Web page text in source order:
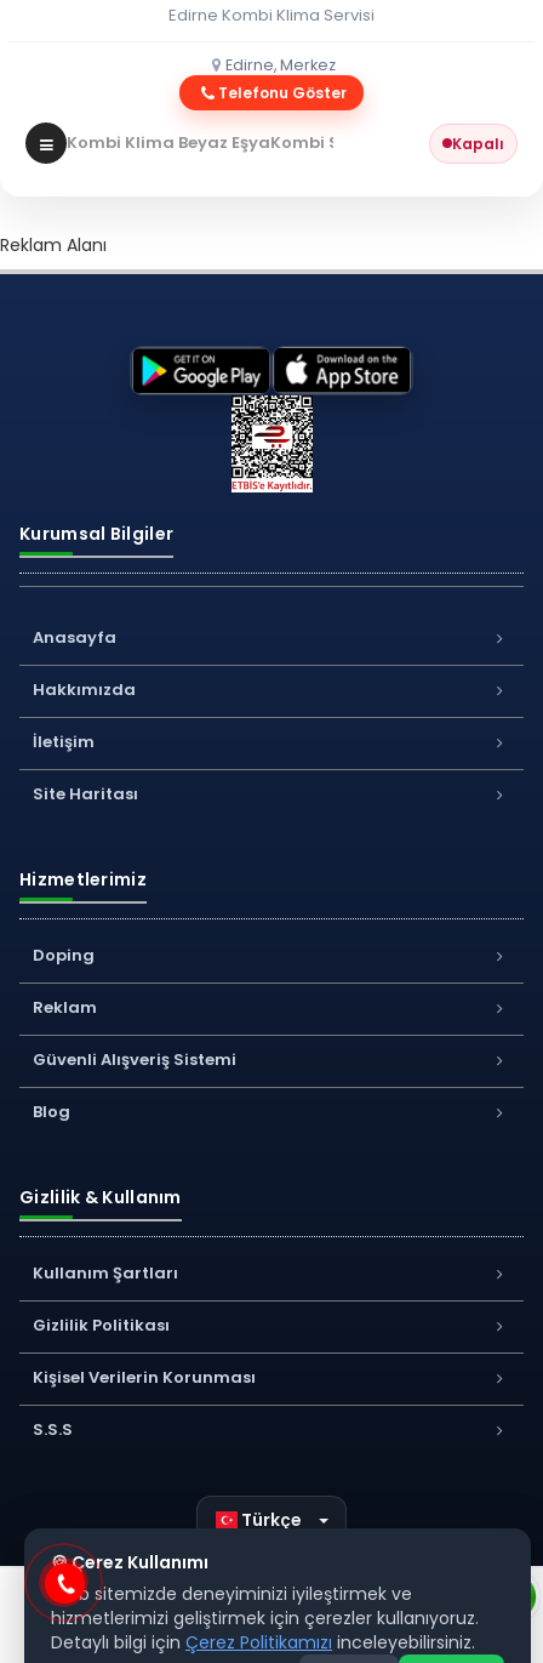
Edirne Kombi Klima Servisi
Edirne, Merkez
Telefonu Göster
Kombi Klima Beyaz EşyaKombi Servisi Kapalı
Reklam Alanı
Kurumsal Bilgiler
Anasayfa
Hakkımızda
İletişim
Site Haritası
Hizmetlerimiz
Doping
Reklam
Güvenli Alışveriş Sistemi
Blog
Gizlilik & Kullanım
Kullanım Şartları
Gizlilik Politikası
Kişisel Verilerin Korunması
S.S.S
Türkçe
🍪 Çerez Kullanımı
Web sitemizde deneyiminizi iyileştirmek ve
hizmetlerimizi geliştirmek için çerezler kullanıyoruz.
Detaylı bilgi için Çerez Politikamızı inceleyebilirsiniz.